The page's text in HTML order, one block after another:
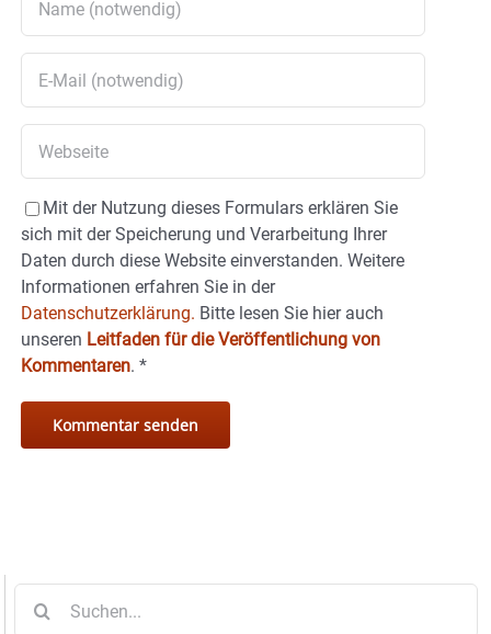
Mit der Nutzung dieses Formulars erklären Sie
sich mit der Speicherung und Verarbeitung Ihrer
Daten durch diese Website einverstanden. Weitere
Informationen erfahren Sie in der
Datenschutzerklärung. Bitte lesen Sie hier auch
unseren Leitfaden für die Veröffentlichung von
Kommentaren. *
nach: